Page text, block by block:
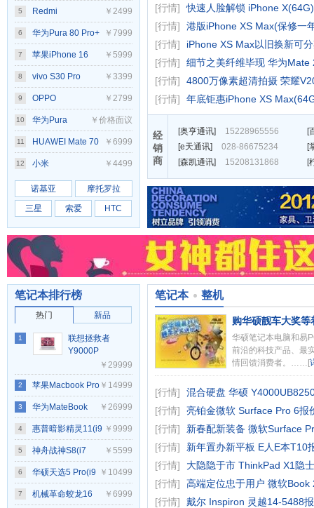
Ultra(12GB/256GB)
Redmi
K80(12GB/256GB)
5 ￥2499
华为Pura 80 Pro+
6 ￥7999
苹果iPhone 16
7 ￥5999
vivo S30 Pro
mini(12GB/256GB)
8 ￥3399
OPPO
Reno14(12GB/256GB)
9 ￥2799
华为Pura
80(12GB/256GB)
10 ￥价格面议
HUAWEI Mate 70
Pro(12GB/512GB)
11 ￥6999
小米
15(12GB/256GB)
12 ￥4499
诺基亚
摩托罗拉
三星
索爱 HTC
快速人脸解锁 iPhone
[行情]
港版iPhone XS Max(保修一
[行情]
iPhone XS Max以旧换新可
[行情]
细节之美纤维毕现 华为Mate
[行情]
4800万像素超清拍摄 荣耀
[行情]
年底钜惠iPhone XS
[行情]
经
销
商
[奥亨通讯] 15228965556 [
[e天通讯] 028-86675234 [
[森凯通讯] 15208131868 [
笔记本排行榜
热门 新品
联想拯救者
Y9000P
2025至尊版
(Ultra 9
275HX/64GB/2TB/RTX5090)
1
￥29999
苹果Macbook Pro
14 2021(8核M1
PRO/16GB/512GB/14
核集显)
2 ￥14999
华为MateBook
Fold 非凡大师
3 ￥26999
惠普暗影精灵11(i9
14900HX/RTX5070/32G/1TB
黑色)
4 ￥9999
神舟战神S8(i7
12650H/16GB/512GB/RTX4060)
5 ￥5599
华硕天选5 Pro(i9
14900HX/16GB/1TB/RTX4070)
6 ￥10499
机械革命蛟龙16
7 ￥6999
笔记本 整机
购华硕靓车大奖等
华硕笔记本电脑和易
前沿的科技产品、最
情回馈消费者。……[
混合硬盘 华硕
[行情]
亮铂金微软 Surface Pro 6报
[行情]
新春配新装备 微软Surface
[行情]
新年置办新平板 E人E本T10
[行情]
大隐隐于市 ThinkPad X1隐
[行情]
高端定位忠于用户 微软Book
[行情]
戴尔 Inspiron 灵越14-5488
[行情]